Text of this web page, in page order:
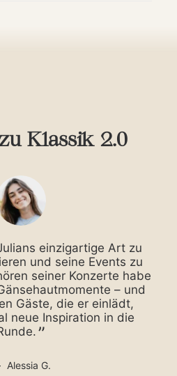
Klassik 2.0
einzigartige Art zu
und seine Events zu
seiner Konzerte habe
– und
Gäste, die er einlädt,
neue Inspiration in die
Alessia G.